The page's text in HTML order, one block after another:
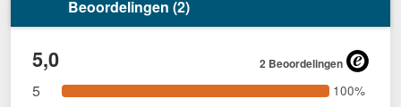
Beoordelingen (2)
5,0 2 Beoordelingen
5 100%